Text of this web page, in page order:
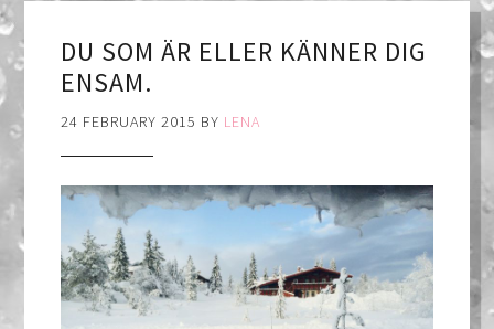
DU SOM ÄR ELLER KÄNNER DIG
ENSAM.
24 FEBRUARY 2015 BY LENA